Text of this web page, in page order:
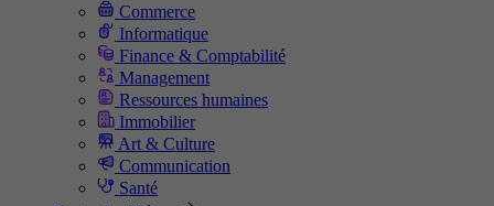
Commerce
Informatique
Finance & Comptabilité
Management
Ressources humaines
Immobilier
Art & Culture
Communication
Santé